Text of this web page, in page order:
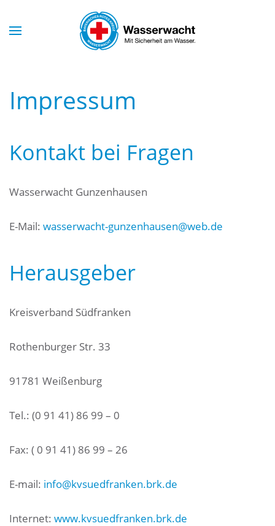
Skip to main content
Impressum
Kontakt bei Fragen
Wasserwacht Gunzenhausen
E-Mail: wasserwacht-gunzenhausen@web.de
Herausgeber
Kreisverband Südfranken
Rothenburger Str. 33
91781 Weißenburg
Tel.: (0 91 41) 86 99 – 0
Fax: ( 0 91 41) 86 99 – 26
E-mail: info@kvsuedfranken.brk.de
Internet: www.kvsuedfranken.brk.de